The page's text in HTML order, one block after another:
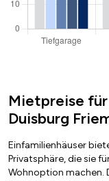
Mietpreise
Duisburg
Einfamilienhäuser
Privatsphäre, die sie
Wohnoption machen.